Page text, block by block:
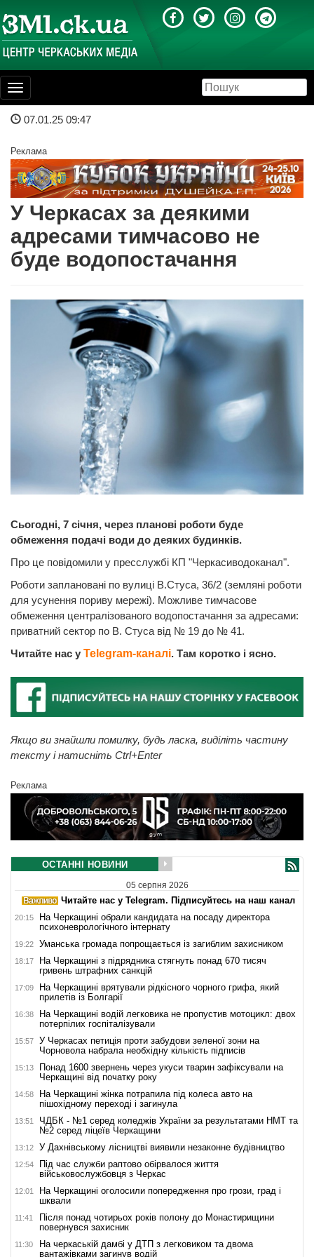
Toggle
navigation
07.01.25 09:47
Реклама
У Черкасах за деякими
адресами тимчасово не
буде водопостачання
Сьогодні, 7 січня, через планові роботи буде
обмеження подачі води до деяких будинків.
Про це повідомили у пресслужбі КП "Черкасиводоканал".
Роботи заплановані по вулиці В.Стуса, 36/2 (земляні роботи
для усунення пориву мережі). Можливе тимчасове
обмеження централізованого водопостачання за адресами:
приватний сектор по В. Стуса від № 19 до № 41.
Читайте нас у Telegram-каналі. Там коротко і ясно.
Якщо ви знайшли помилку, будь ласка, виділіть частину
тексту і натисніть Ctrl+Enter
Реклама
ОСТАННІ НОВИНИ
05 серпня 2026
Читайте нас у Telegram. Підписуйтесь на наш канал
20:15
На Черкащині обрали кандидата на посаду директора
психоневрологічного інтернату
19:22 Уманська громада попрощається із загиблим захисником
18:17
На Черкащині з підрядника стягнуть понад 670 тисяч
гривень штрафних санкцій
17:09
На Черкащині врятували рідкісного чорного грифа, який
прилетів із Болгарії
16:38
На Черкащині водій легковика не пропустив мотоцикл: двох
потерпілих госпіталізували
15:57
У Черкасах петиція проти забудови зеленої зони на
Чорновола набрала необхідну кількість підписів
15:13
Понад 1600 звернень через укуси тварин зафіксували на
Черкащині від початку року
14:58
На Черкащині жінка потрапила під колеса авто на
пішохідному переході і загинула
13:51
ЧДБК - №1 серед коледжів України за результатами НМТ та
№2 серед ліцеїв Черкащини
13:12 У Дахнівському лісництві виявили незаконне будівництво
12:54
Під час служби раптово обірвалося життя
військовослужбовця з Черкас
12:01
На Черкащині оголосили попередження про грози, град і
шквали
11:41
Після понад чотирьох років полону до Монастирищини
повернувся захисник
11:30
На черкаській дамбі у ДТП з легковиком та двома
вантажівками загинув водій